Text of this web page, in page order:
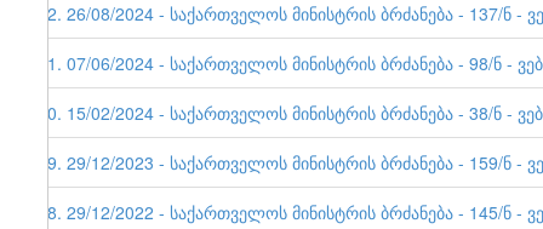
52. 26/08/2024 - საქართველოს მინისტრის ბრძანება - 137/ნ -
51. 07/06/2024 - საქართველოს მინისტრის ბრძანება - 98/ნ -
50. 15/02/2024 - საქართველოს მინისტრის ბრძანება - 38/ნ -
49. 29/12/2023 - საქართველოს მინისტრის ბრძანება - 159/ნ -
48. 29/12/2022 - საქართველოს მინისტრის ბრძანება - 145/ნ